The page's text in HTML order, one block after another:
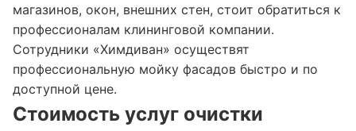
магазинов, окон, внешних стен, стоит обратиться к
профессионалам клининговой компании.
Сотрудники «Химдиван» осуществят
профессиональную мойку фасадов быстро и по
доступной цене.
Стоимость услуг очистки